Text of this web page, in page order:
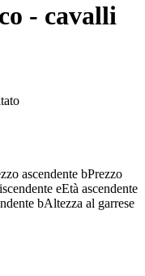
- cavalli
ascendente bPrezzo
eEtà ascendente
bAltezza al garrese